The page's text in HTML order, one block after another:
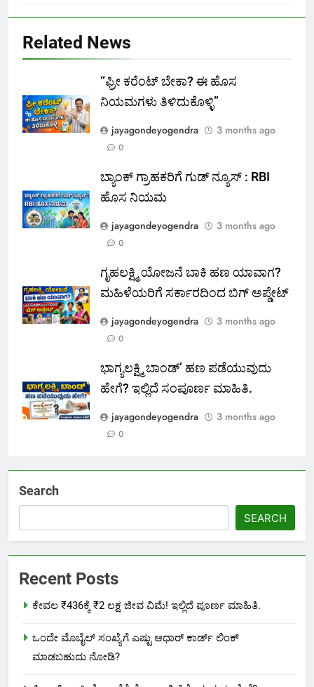
Related News
“ಫ್ರೀ ಕರೆಂಟ್‌ ಬೇಕಾ? ಈ ಹೊಸ
ನಿಯಮಗಳು ತಿಳಿದುಕೊಳ್ಳಿ”
jayagondeyogendra
3 months ago
0
ಬ್ಯಾಂಕ್ ಗ್ರಾಹಕರಿಗೆ ಗುಡ್ ನ್ಯೂಸ್ : RBI
ಹೊಸ ನಿಯಮ
jayagondeyogendra
3 months ago
0
ಗೃಹಲಕ್ಷ್ಮಿ ಯೋಜನೆ ಬಾಕಿ ಹಣ ಯಾವಾಗ?
ಮಹಿಳೆಯರಿಗೆ ಸರ್ಕಾರದಿಂದ ಬಿಗ್ ಅಪ್ಡೇಟ್
jayagondeyogendra
3 months ago
0
ಭಾಗ್ಯಲಕ್ಷ್ಮಿ ಬಾಂಡ್’ ಹಣ ಪಡೆಯುವುದು
ಹೇಗೆ? ಇಲ್ಲಿದೆ ಸಂಪೂರ್ಣ ಮಾಹಿತಿ.
jayagondeyogendra
3 months ago
0
Search
SEARCH
Recent Posts
ಕೇವಲ ₹436ಕ್ಕೆ ₹2 ಲಕ್ಷ ಜೀವ ವಿಮೆ! ಇಲ್ಲಿದೆ ಪೂರ್ಣ ಮಾಹಿತಿ.
ಒಂದೇ ಮೊಬೈಲ್ ಸಂಖ್ಯೆಗೆ ಎಷ್ಟು ಆಧಾರ್ ಕಾರ್ಡ್ ಲಿಂಕ್
ಮಾಡಬಹುದು ನೋಡಿ?